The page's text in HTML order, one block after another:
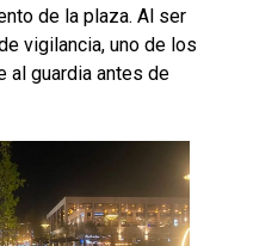
de la plaza. Al ser
vigilancia, uno de los
al guardia antes de